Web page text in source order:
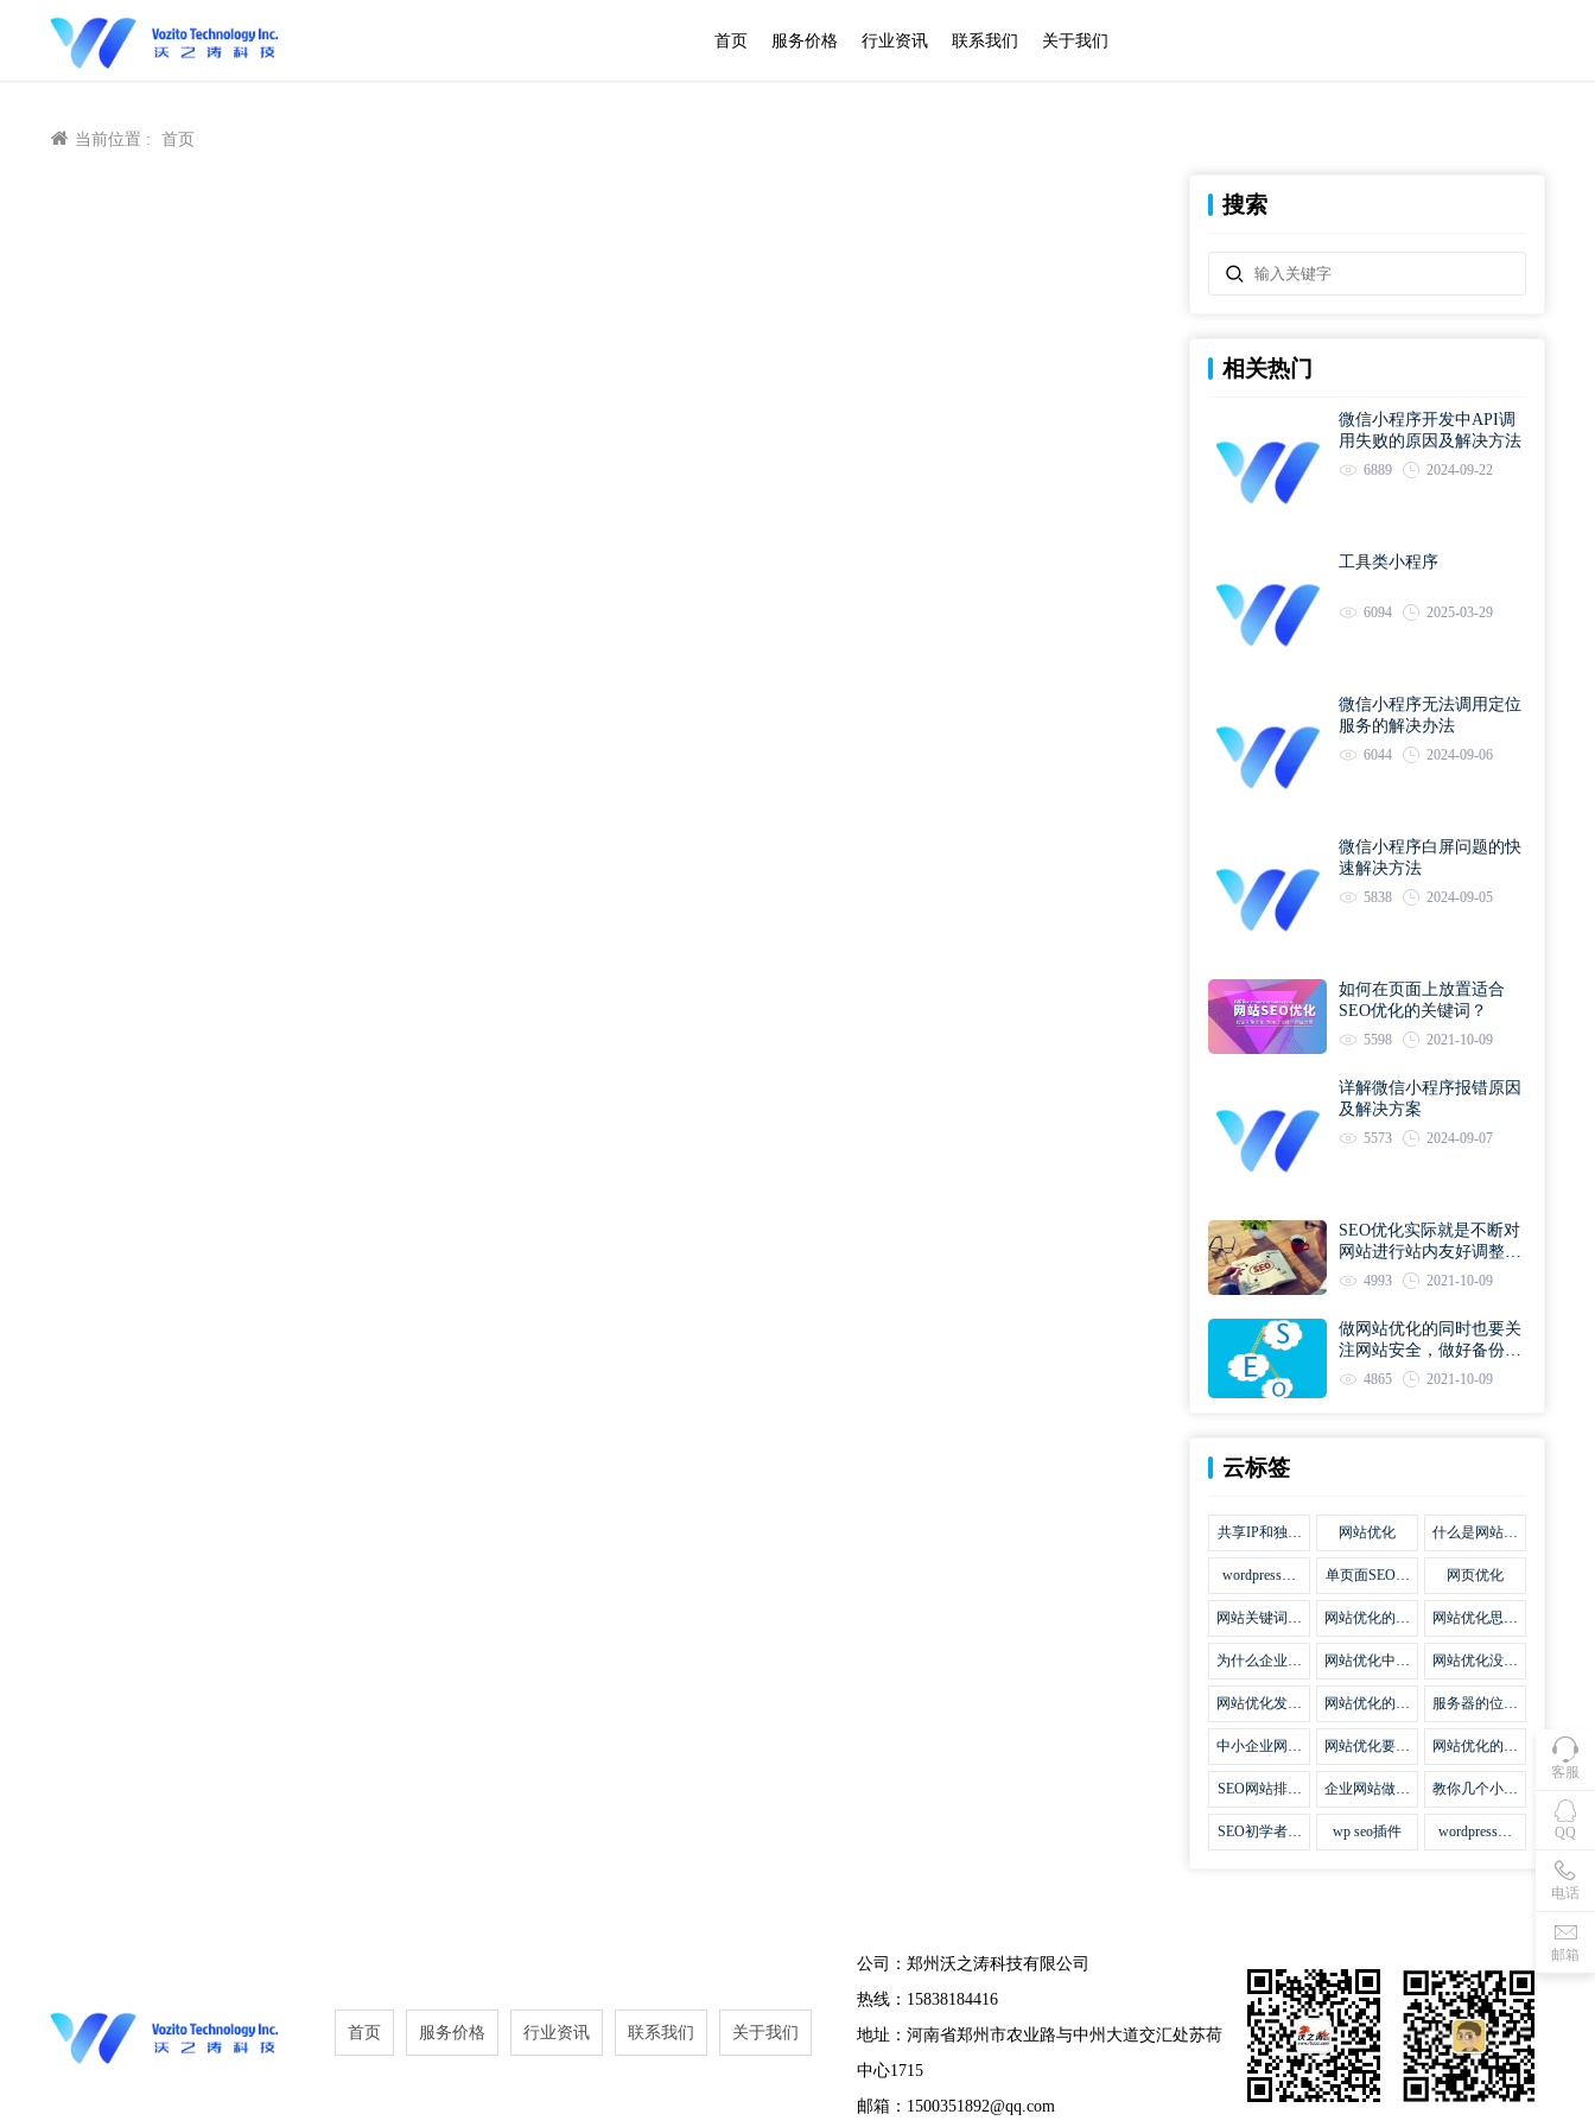
首页 服务价格 行业资讯 联系我们 关于我们
当前位置 : 首页
搜索
相关热门
微信小程序开发中API调
用失败的原因及解决方法
6889 2024-09-22
工具类小程序
6094 2025-03-29
微信小程序无法调用定位
服务的解决办法
6044 2024-09-06
微信小程序白屏问题的快
速解决方法
5838 2024-09-05
如何在页面上放置适合
SEO优化的关键词？
5598 2021-10-09
详解微信小程序报错原因
及解决方案
5573 2024-09-07
SEO优化实际就是不断对
网站进行站内友好调整直
到符合优化规则
4993 2021-10-09
做网站优化的同时也要关
注网站安全，做好备份工
作 4865 2021-10-09
云标签
共享IP和独立
网站优化
什么是网站优
wordpress网
集插件
单页面SEO网
网页优化
网站关键词优
么
网站优化的误
网站优化思路
要
为什么企业网
网站SEO优
网站优化中关
干问题
网站优化没有
味道
网站优化发挥
网站优化的费
服务器的位置
影响
中小企业网站
法
网站优化要不
网站优化的逆
SEO网站排名
法宝
企业网站做好
势
教你几个小技
页优化
SEO初学者，
wp seo插件
wordpress插
客服
QQ
电话
邮箱
首页 服务价格 行业资讯 联系我们 关于我们
公司：郑州沃之涛科技有限公司
热线：15838184416
地址：河南省郑州市农业路与中州大道交汇处苏荷
中心1715
邮箱：1500351892@qq.com